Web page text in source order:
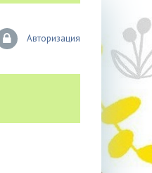
Авторизация